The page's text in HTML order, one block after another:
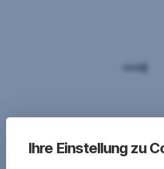
Ihre Einstellung zu